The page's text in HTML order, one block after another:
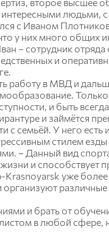
Правовых и
дисциплин
Агроинженерии
Центр
среднего
людьми,
с Иваном
у них много общих
– сотрудник
и
работу в МВД и
и быть
и займётся
семьёй. У него есть
стилем
– Данный вид
и способствует
уже
и брать от
в любой сфере,